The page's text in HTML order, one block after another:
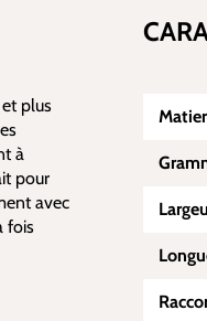
plus
à
pour
avec
fois